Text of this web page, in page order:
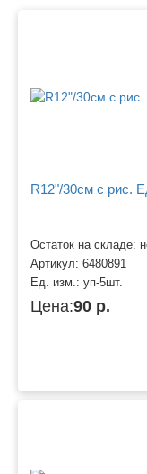
R12"/30см с рис.
Остаток на складе:
Артикул: 6480891
Ед. изм.: уп-5шт.
Цена:90 р.